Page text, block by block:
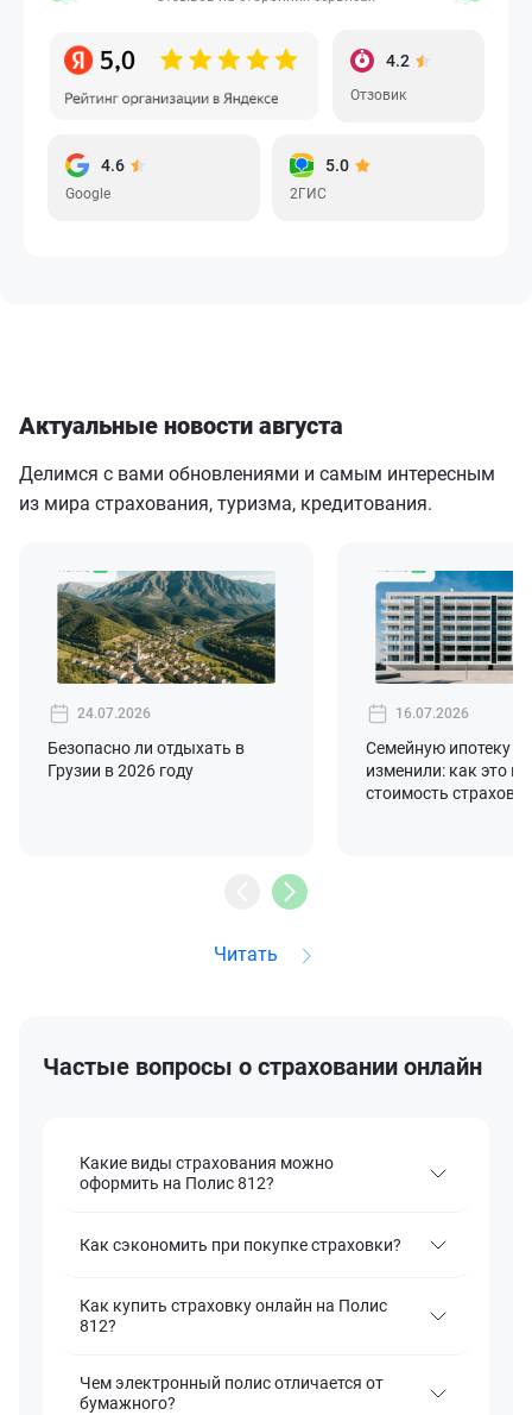
4.2
Отзовик
4.6
Google
5.0
2ГИС
Актуальные новости августа
Делимся с вами обновлениями и самым интересным
из мира страхования, туризма, кредитования.
24.07.2026
Безопасно ли отдыхать в
Грузии в 2026 году
16.07.2026
Семейную ипотеку с
изменили: как это
стоимость
Читать
Частые вопросы о страховании онлайн
Какие виды страхования можно
оформить на Полис 812?
Как сэкономить при покупке страховки?
Как купить страховку онлайн на Полис
812?
Чем электронный полис отличается от
бумажного?